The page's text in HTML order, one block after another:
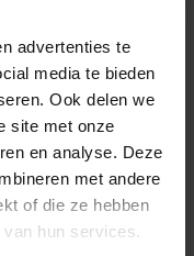
advertenties te
media te bieden
Ook delen we
site met onze
en analyse. Deze
met andere
of die ze hebben
hun services.